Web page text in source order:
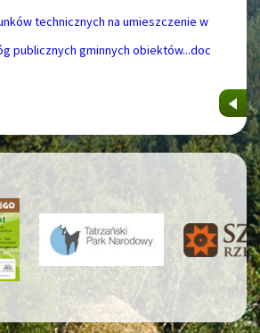
technicznych na umieszczenie w
publicznych gminnych obiektów...doc